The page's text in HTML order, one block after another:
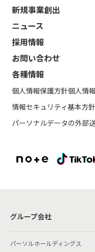
新規事業創出
ニュース
採用情報
お問い合わせ
各種情報
個人情報保護方針個人情
情報セキュリティ基本方針
パーソナルデータの外部
グループ会社
パーソルホールディングス